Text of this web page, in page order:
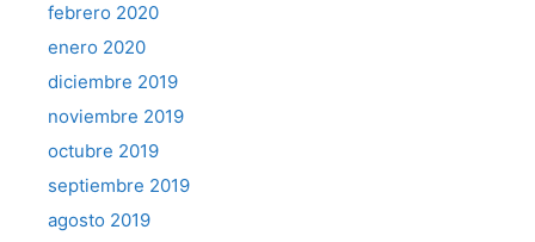
febrero 2020
enero 2020
diciembre 2019
noviembre 2019
octubre 2019
septiembre 2019
agosto 2019